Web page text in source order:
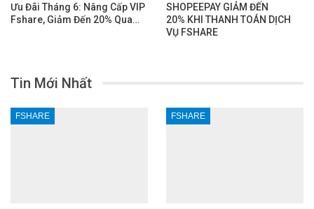
Ưu Đãi Tháng 6: Nâng Cấp VIP
Fshare, Giảm Đến 20% Qua…
SHOPEEPAY GIẢM ĐẾN
20% KHI THANH TOÁN DỊCH
VỤ FSHARE
Tin Mới Nhất
FSHARE FSHARE